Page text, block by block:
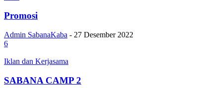
Promosi
Admin SabanaKaba - 27 Desember 2022
6
Iklan dan Kerjasama
SABANA CAMP 2